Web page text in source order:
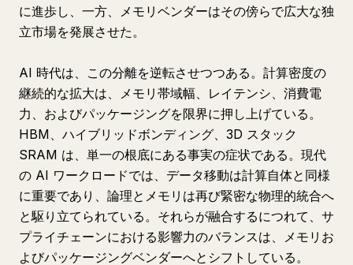
に進歩し、一方、メモリベンダーはその傍らで広大な独
立市場を発展させた。
AI 時代は、この分離を逆転させつつある。計算密度の
継続的な拡大は、メモリ帯域幅、レイテンシ、消費電
力、およびパッケージングを限界に押し上げている。
HBM、ハイブリッドボンディング、3D スタック
SRAM は、単一の根底にある事実の症状である。現代
の AI ワークロードでは、データ移動は計算自体と同様
に重要であり、論理とメモリは再び緊密な物理的統合へ
と駆り立てられている。それらが融合するにつれて、サ
プライチェーンにおける影響力のバランスは、メモリお
よびパッケージングベンダーへとシフトしている。